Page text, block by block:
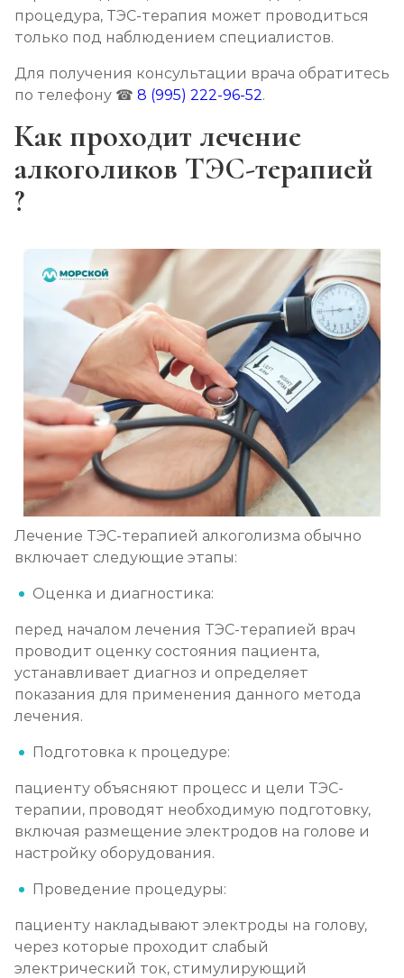
процедура, ТЭС-терапия может проводиться
только под наблюдением специалистов.
Для получения консультации врача обратитесь
по телефону ☎ 8 (995) 222-96-52.
Как проходит лечение
алкоголиков ТЭС-терапией
?
Лечение ТЭС-терапией алкоголизма обычно
включает следующие этапы:
Оценка и диагностика:
перед началом лечения ТЭС-терапией врач
проводит оценку состояния пациента,
устанавливает диагноз и определяет
показания для применения данного метода
лечения.
Подготовка к процедуре:
пациенту объясняют процесс и цели ТЭС-
терапии, проводят необходимую подготовку,
включая размещение электродов на голове и
настройку оборудования.
Проведение процедуры:
пациенту накладывают электроды на голову,
через которые проходит слабый
электрический ток, стимулирующий